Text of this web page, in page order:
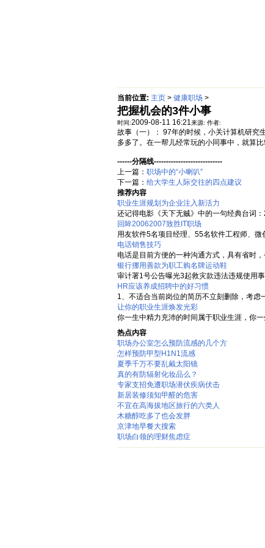
当前位置: 主页 > 健康职场 >
把握机会的3件小事
时间:2009-08-11 16:21来源: 作者:
故事（一）： 97年的时候，小关计算机研究
多多了。在一帮儿经常玩的小同事中，就算
------分隔线----------------------------
上一篇： 职场中的“小喇叭”
下一篇： 给大学生人际交往的四点建议
推荐内容
职业生涯规划为企业注入新活力
还记得电影《天下无贼》中的一句经典台词
回眸20062007致胜IT职场
用友软件5名项目经理、55名软件工程师、
电话销售技巧
电话是目前方便的一种沟通方式，具有省时
银行挪用善款为职工购名牌运动鞋
审计署1号公告曝光3起救灾款违法违规使用
HR应该养成招聘中的好习惯
1、不适合当前岗位的简历不立刻删除，考
让你的职业生涯焕发光彩
你一生中精力充沛的时间属于职业生涯，你
热点内容
职场办公室怎么预防流感的几个方
怎样预防甲型H1N1流感
夏季千万不要乱戴太阳镜
真的有防辐射化妆品么？
专家支招免遭职场潜伏疾病伏击
新居装修须知甲醛的危害
不宜在高海拔地区旅行的六类人
木糖醇吃多了也会发胖
京津地早餐大搜索
职场白领的理财焦虑症